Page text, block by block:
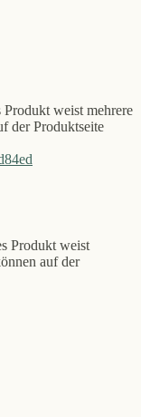
Produkt weist mehrere
der Produktseite
Produkt weist
auf der